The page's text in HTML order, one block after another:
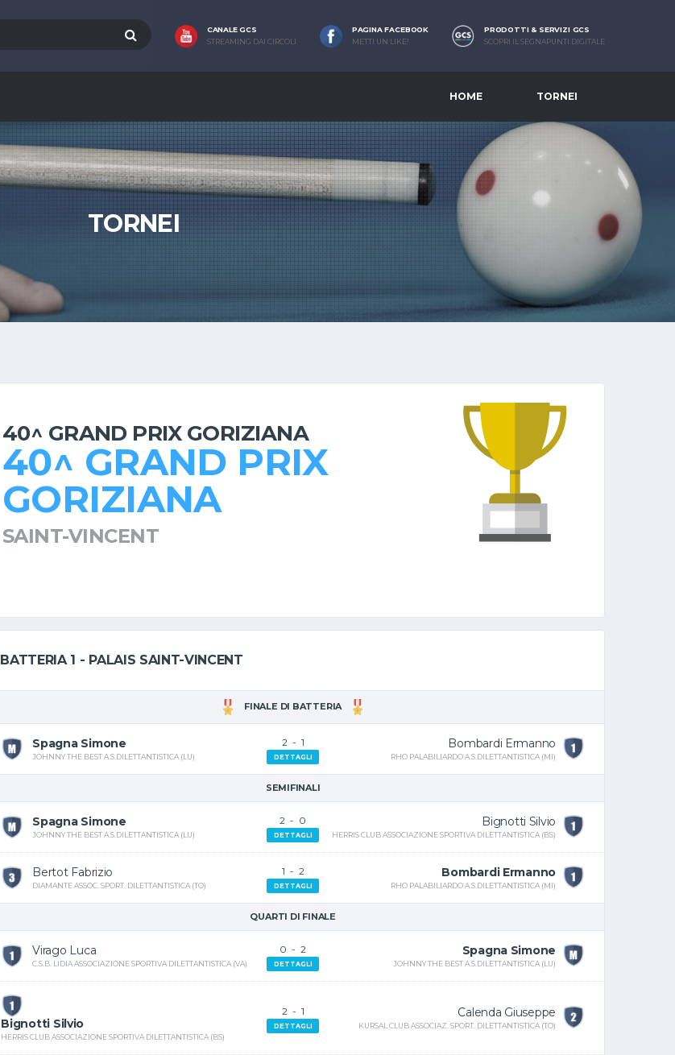
CANALE GCS
STREAMING DAI CIRCOLI
PAGINA FACEBOOK
METTI UN LIKE!
PRODOTTI & SERVIZI GCS
SCOPRI IL SEGNAPUNTI DIGITALE
HOME TORNEI
TORNEI
40^ GRAND PRIX GORIZIANA
40^ GRAND PRIX
GORIZIANA
SAINT-VINCENT
BATTERIA 1 - PALAIS SAINT-VINCENT
FINALE DI BATTERIA
Spagna Simone
JOHNNY THE BEST A.S.DILETTANTISTICA (LU)
2 - 1
DETTAGLI
Bombardi Ermanno
RHO PALABILIARDO A.S.DILETTANTISTICA (MI)
SEMIFINALI
Spagna Simone
JOHNNY THE BEST A.S.DILETTANTISTICA (LU)
2 - 0
DETTAGLI
Bignotti Silvio
HERRIS CLUB ASSOCIAZIONE SPORTIVA DILETTANTISTICA (BS)
Bertot Fabrizio
DIAMANTE ASSOC. SPORT. DILETTANTISTICA (TO)
1 - 2
DETTAGLI
Bombardi Ermanno
RHO PALABILIARDO A.S.DILETTANTISTICA (MI)
QUARTI DI FINALE
Virago Luca
C.S.B. LIDIA ASSOCIAZIONE SPORTIVA DILETTANTISTICA (VA)
0 -2
DETTAGLI
Spagna Simone
JOHNNY THE BEST A.S.DILETTANTISTICA (LU)
Bignotti Silvio
HERRIS CLUB ASSOCIAZIONE SPORTIVA DILETTANTISTICA (BS)
2 - 1
DETTAGLI
Calenda Giuseppe
KURSAL CLUB ASSOCIAZ. SPORT. DILETTANTISTICA (TO)